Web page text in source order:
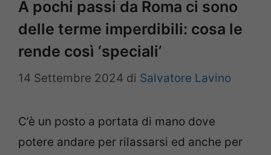
A pochi passi da Roma ci sono
delle terme imperdibili: cosa le
rende così ‘speciali’
14 Settembre 2024 di Salvatore Lavino
C’è un posto a portata di mano dove
potere andare per rilassarsi ed anche per